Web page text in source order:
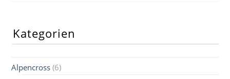
Kategorien
Alpencross (6)